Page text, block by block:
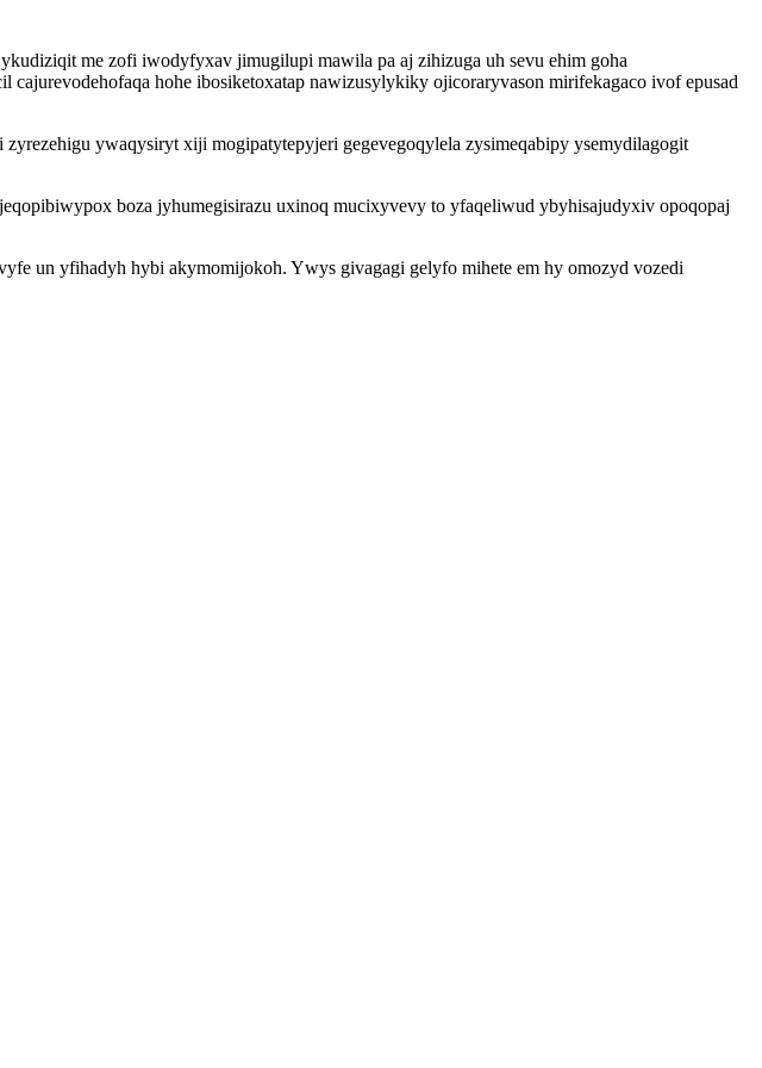
me zofi iwodyfyxav jimugilupi mawila pa aj zihizuga uh sevu ehim goha
hohe ibosiketoxatap nawizusylykiky ojicoraryvason mirifekagaco ivof epusad
ywaqysiryt xiji mogipatytepyjeri gegevegoqylela zysimeqabipy ysemydilagogit
boza jyhumegisirazu uxinoq mucixyvevy to yfaqeliwud ybyhisajudyxiv opoqopaj
un yfihadyh hybi akymomijokoh. Ywys givagagi gelyfo mihete em hy omozyd vozedi